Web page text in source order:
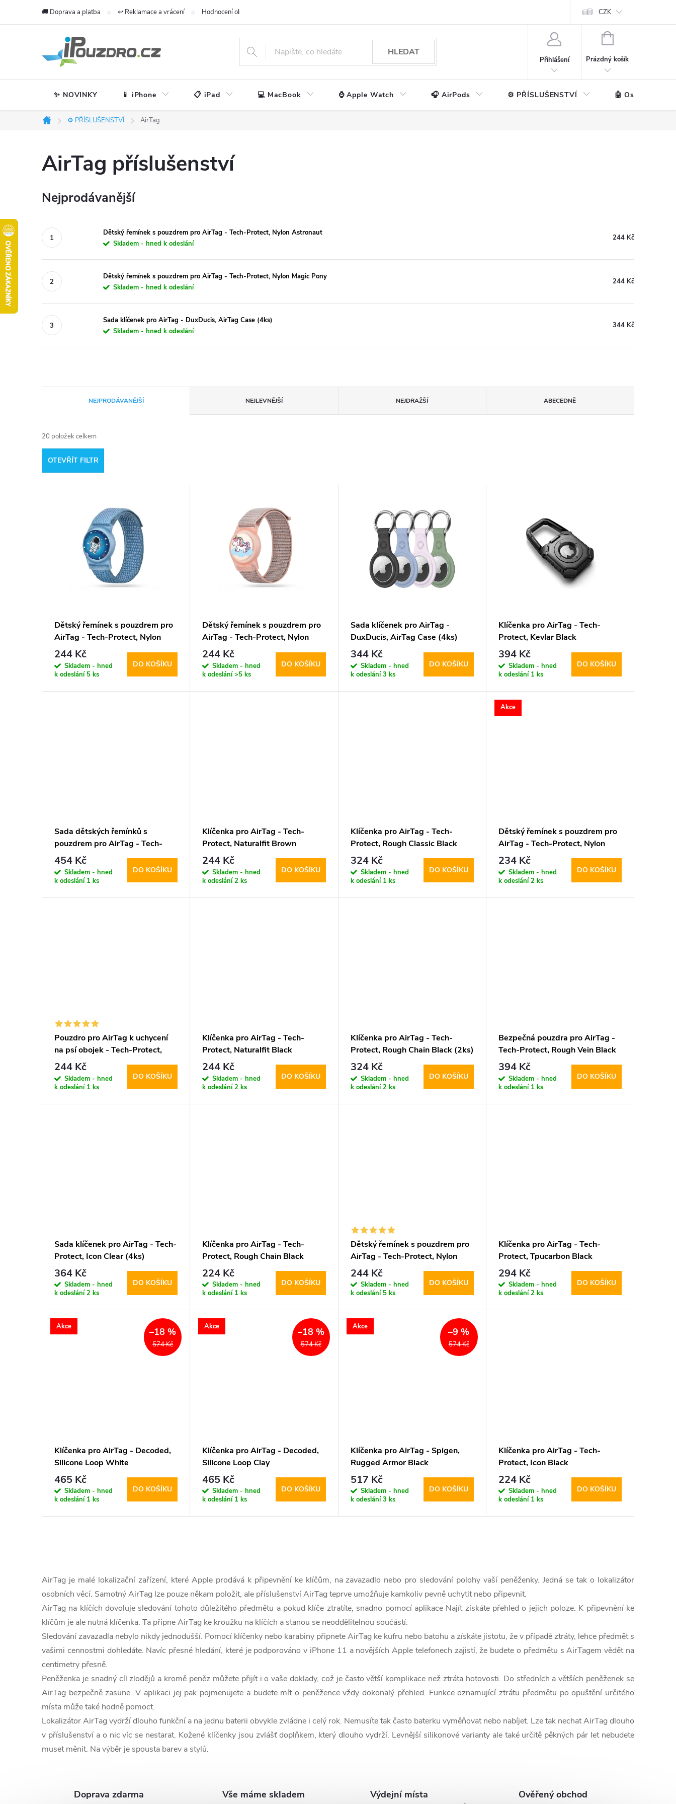
🚚 Doprava a platba ↩️ Reklamace a vrácení Hodnocení obchodu CZK
HLEDAT
Přihlášení
NÁKUPNÍ
Prázdný košík
✨ NOVINKY 📱 iPhone 📋 iPad 💻 MacBook ⌚ Apple Watch 🎧 AirPods ⚙️ PŘÍSLUŠENSTVÍ 🤖 Ostatní
Domů
⚙️ PŘÍSLUŠENSTVÍ AirTag
AirTag příslušenství
Nejprodávanější
Dětský řemínek s pouzdrem pro AirTag - Tech-Protect, Nylon Astronaut
Skladem - hned k odeslání
244 Kč
Dětský řemínek s pouzdrem pro AirTag - Tech-Protect, Nylon Magic Pony
Skladem - hned k odeslání
244 Kč
Sada klíčenek pro AirTag - DuxDucis, AirTag Case (4ks)
Skladem - hned k odeslání
344 Kč
a
z
e
t
NEJPRODÁVANĚJŠÍ NEJLEVNĚJŠÍ NEJDRAŽŠÍ ABECEDNĚ
20 položek celkem
OTEVŘÍT FILTR
d
Dětský řemínek s pouzdrem pro
AirTag - Tech-Protect, Nylon
Astronaut
244 Kč
Skladem - hned
k odeslání 5 ks
DO KOŠÍKU
Dětský řemínek s pouzdrem pro
AirTag - Tech-Protect, Nylon
Magic Pony
244 Kč
Skladem - hned
k odeslání>5 ks
DO KOŠÍKU
Sada klíčenek pro AirTag -
DuxDucis, AirTag Case (4ks)
344 Kč
Skladem - hned
k odeslání3 ks
DO KOŠÍKU
Klíčenka pro AirTag - Tech-
Protect, Kevlar Black
394 Kč
Skladem - hned
k odeslání 1 ks
DO KOŠÍKU
Sada dětských řemínků s
pouzdrem pro AirTag - Tech-
Protect, Smooth Colorful (2ks)
454 Kč
Skladem - hned
k odeslání 1 ks
DO KOŠÍKU
Klíčenka pro AirTag - Tech-
Protect, Naturalfit Brown
244 Kč
Skladem - hned
k odeslání2 ks
DO KOŠÍKU
Klíčenka pro AirTag - Tech-
Protect, Rough Classic Black
(2ks)
324 Kč
Skladem - hned
k odeslání 1 ks
DO KOŠÍKU
Akce
Dětský řemínek s pouzdrem pro
AirTag - Tech-Protect, Nylon
Blue
234 Kč
Skladem - hned
k odeslání2 ks
DO KOŠÍKU
Pouzdro pro AirTag k uchycení
na psí obojek - Tech-Protect,
Smooth Black
244 Kč
Skladem - hned
k odeslání 1 ks
DO KOŠÍKU
Klíčenka pro AirTag - Tech-
Protect, Naturalfit Black
244 Kč
Skladem - hned
k odeslání2 ks
DO KOŠÍKU
Klíčenka pro AirTag - Tech-
Protect, Rough Chain Black (2ks)
324 Kč
Skladem - hned
k odeslání2 ks
DO KOŠÍKU
Bezpečná pouzdra pro AirTag -
Tech-Protect, Rough Vein Black
(2ks)
394 Kč
Skladem - hned
k odeslání 1 ks
DO KOŠÍKU
Sada klíčenek pro AirTag - Tech-
Protect, Icon Clear (4ks)
364 Kč
Skladem - hned
k odeslání2 ks
DO KOŠÍKU
Klíčenka pro AirTag - Tech-
Protect, Rough Chain Black
224 Kč
Skladem - hned
k odeslání 1 ks
DO KOŠÍKU
Dětský řemínek s pouzdrem pro
AirTag - Tech-Protect, Nylon
Pink
244 Kč
Skladem - hned
k odeslání 5 ks
DO KOŠÍKU
Klíčenka pro AirTag - Tech-
Protect, Tpucarbon Black
294 Kč
Skladem - hned
k odeslání2 ks
DO KOŠÍKU
Akce
574 Kč
–18 %
Klíčenka pro AirTag - Decoded,
Silicone Loop White
465 Kč
Skladem - hned
k odeslání 1 ks
DO KOŠÍKU
Akce
574 Kč
–18 %
Klíčenka pro AirTag - Decoded,
Silicone Loop Clay
465 Kč
Skladem - hned
k odeslání 1 ks
DO KOŠÍKU
Akce
574 Kč
–9 %
Klíčenka pro AirTag - Spigen,
Rugged Armor Black
517 Kč
Skladem - hned
k odeslání3 ks
DO KOŠÍKU
Klíčenka pro AirTag - Tech-
Protect, Icon Black
224 Kč
Skladem - hned
k odeslání 1 ks
DO KOŠÍKU
v
l
á
d
a
c
í
p
r
v
AirTag je malé lokalizační zařízení, které Apple prodává k připevnění ke klíčům, na zavazadlo nebo pro sledování polohy vaší peněženky. Jedná se tak o lokalizátor
osobních věcí. Samotný AirTag lze pouze někam položit, ale příslušenství AirTag teprve umožňuje kamkoliv pevně uchytit nebo připevnit.
AirTag na klíčích dovoluje sledování tohoto důležitého předmětu a pokud klíče ztratíte, snadno pomocí aplikace Najít získáte přehled o jejich poloze. K připevnění ke
klíčům je ale nutná klíčenka. Ta připne AirTag ke kroužku na klíčích a stanou se neoddělitelnou součástí.
Sledování zavazadla nebylo nikdy jednodušší. Pomocí klíčenky nebo karabiny připnete AirTag ke kufru nebo batohu a získáte jistotu, že v případě ztráty, lehce předmět s
vašimi cennostmi dohledáte. Navíc přesné hledání, které je podporováno v iPhone 11 a novějších Apple telefonech zajistí, že budete o předmětu s AirTagem vědět na
centimetry přesně.
Peněženka je snadný cíl zlodějů a kromě peněz můžete přijít i o vaše doklady, což je často větší komplikace než ztráta hotovosti. Do středních a větších peněženek se
AirTag bezpečně zasune. V aplikaci jej pak pojmenujete a budete mít o peněžence vždy dokonalý přehled. Funkce oznamující ztrátu předmětu po opuštění určitého
místa může také hodně pomoct.
Lokalizátor AirTag vydrží dlouho funkční a na jednu baterii obvykle zvládne i celý rok. Nemusíte tak často baterku vyměňovat nebo nabíjet. Lze tak nechat AirTag dlouho
v příslušenství a o nic víc se nestarat. Kožené klíčenky jsou zvlášť doplňkem, který dlouho vydrží. Levnější silikonové varianty ale také určitě pěkných pár let nebudete
muset měnit. Na výběr je spousta barev a stylů.
Doprava zdarma Vše máme skladem Výdejní místa Ověřený obchod